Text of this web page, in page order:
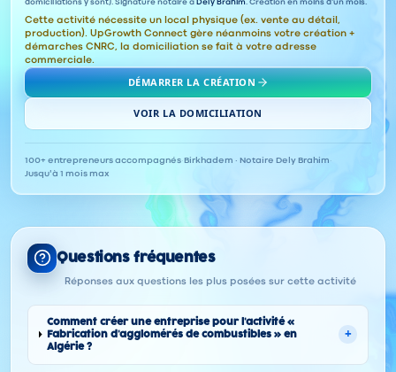
domiciliations y sont). Signature notaire à Dely Brahim . Création en moins d'un mois.
Cette activité nécessite un local physique (ex. vente au détail,
production). UpGrowth Connect gère néanmoins votre création +
démarches CNRC, la domiciliation se fait à votre adresse
commerciale.
DÉMARRER LA CRÉATION
VOIR LA DOMICILIATION
100+ entrepreneurs accompagnés·Birkhadem · Notaire Dely Brahim ·
Jusqu'à 1 mois max
Questions fréquentes
Réponses aux questions les plus posées sur cette activité
Comment créer une entreprise pour l'activité «
Fabrication d'agglomérés de combustibles » en
Algérie ?
+